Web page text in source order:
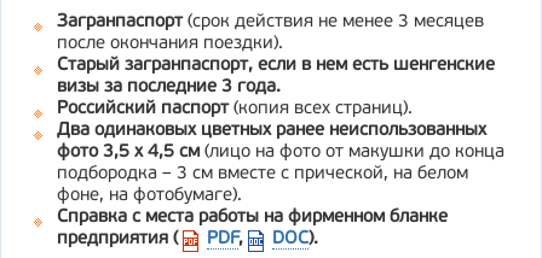
Загранпаспорт(срок действия не менее 3 месяцев
после окончания поездки).
Старый загранпаспорт, если в нем есть шенгенские
визы за последние 3 года.
Российский паспорт(копия всех страниц).
Два одинаковых цветных ранее неиспользованных
фото 3,5 х 4,5 см (лицо на фото от макушки до конца
подбородка – 3 см вместе с прической, на белом
фоне, на фотобумаге).
Справка с места работы на фирменном бланке
предприятия (
PDF, DOC).